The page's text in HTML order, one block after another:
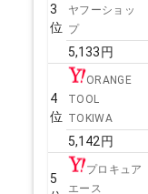
3
位
ヤフーショッ
プ
5,133円
4
位
ORANGE
TOOL
TOKIWA
5,142円
5
プロキュア
エース